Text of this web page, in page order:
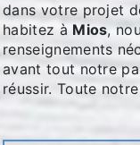
dans votre projet
habitez à Mios,
renseignements
avant tout notre
réussir. Toute